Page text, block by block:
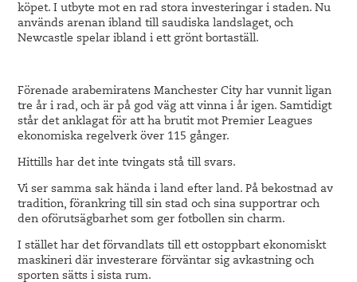
köpet. I utbyte mot en rad stora investeringar i staden. Nu
används arenan ibland till saudiska landslaget, och
Newcastle spelar ibland i ett grönt bortaställ.
Förenade arabemiratens Manchester City har vunnit ligan
tre år i rad, och är på god väg att vinna i år igen. Samtidigt
står det anklagat för att ha brutit mot Premier Leagues
ekonomiska regelverk över 115 gånger.
Hittills har det inte tvingats stå till svars.
Vi ser samma sak hända i land efter land. På bekostnad av
tradition, förankring till sin stad och sina supportrar och
den oförutsägbarhet som ger fotbollen sin charm.
I stället har det förvandlats till ett ostoppbart ekonomiskt
maskineri där investerare förväntar sig avkastning och
sporten sätts i sista rum.